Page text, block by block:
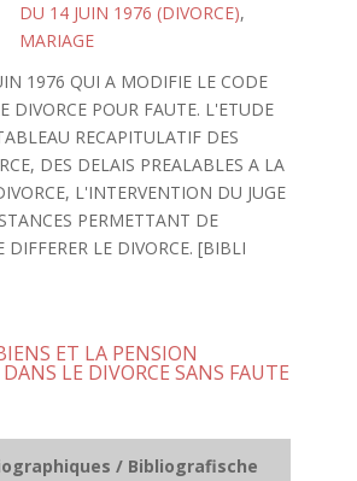
DU 14 JUIN 1976 (DIVORCE),
MARIAGE
1976 QUI A MODIFIE LE CODE
DIVORCE POUR FAUTE. L'ETUDE
RECAPITULATIF DES
DES DELAIS PREALABLES A LA
L'INTERVENTION DU JUGE
PERMETTANT DE
DIFFERER LE DIVORCE. [BIBLI
ET LA PENSION
LE DIVORCE SANS FAUTE
/ Bibliografische